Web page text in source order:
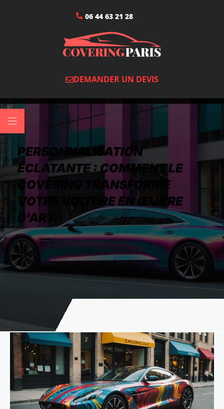
06 44 63 21 28
DEMANDER UN DEVIS
PERSONNALISATION
ÉCLATANTE : COMMENT LE
COVERING TRANSFORME
VOTRE VOITURE EN ŒUVRE
D’ART